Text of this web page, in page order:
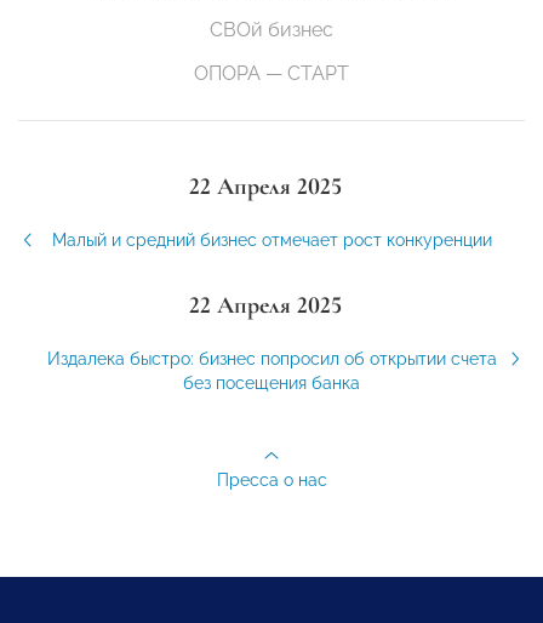
СВОй бизнес
ОПОРА — СТАРТ
22 Апреля 2025
Малый и средний бизнес отмечает рост конкуренции
22 Апреля 2025
Издалека быстро: бизнес попросил об открытии счета
без посещения банка
Пресса о нас